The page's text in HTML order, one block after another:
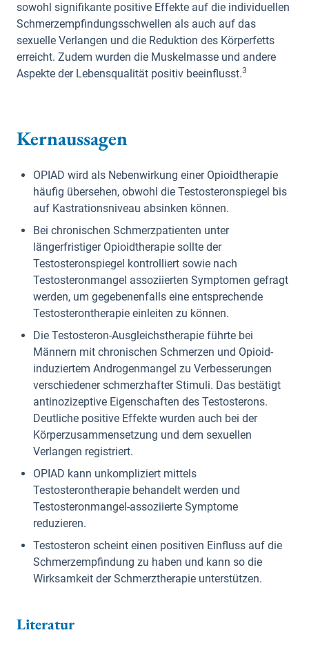
sowohl signifikante positive Effekte auf die individuellen
Schmerzempfindungsschwellen als auch auf das
sexuelle Verlangen und die Reduktion des Körperfetts
erreicht. Zudem wurden die Muskelmasse und andere
Aspekte der Lebensqualität positiv beeinflusst.3
Kernaussagen
OPIAD wird als Nebenwirkung einer Opioidtherapie
häufig übersehen, obwohl die Testosteronspiegel bis
auf Kastrationsniveau absinken können.
Bei chronischen Schmerzpatienten unter
längerfristiger Opioidtherapie sollte der
Testosteronspiegel kontrolliert sowie nach
Testosteronmangel assoziierten Symptomen gefragt
werden, um gegebenenfalls eine entsprechende
Testosterontherapie einleiten zu können.
Die Testosteron-Ausgleichstherapie führte bei
Männern mit chronischen Schmerzen und Opioid-
induziertem Androgenmangel zu Verbesserungen
verschiedener schmerzhafter Stimuli. Das bestätigt
antinozizeptive Eigenschaften des Testosterons.
Deutliche positive Effekte wurden auch bei der
Körperzusammensetzung und dem sexuellen
Verlangen registriert.
OPIAD kann unkompliziert mittels
Testosterontherapie behandelt werden und
Testosteronmangel-assoziierte Symptome
reduzieren.
Testosteron scheint einen positiven Einfluss auf die
Schmerzempfindung zu haben und kann so die
Wirksamkeit der Schmerztherapie unterstützen.
Literatur